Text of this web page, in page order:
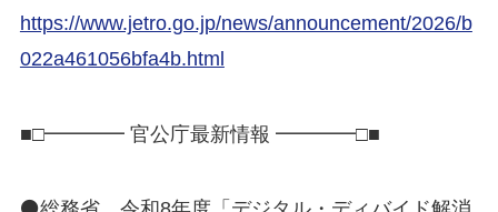
https://www.jetro.go.jp/news/announcement/2026/b
022a461056bfa4b.html
■□━━━━ 官公庁最新情報 ━━━━□■